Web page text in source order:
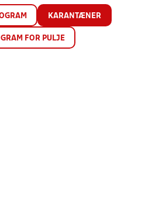
KARANTÆNER
FOR PULJE